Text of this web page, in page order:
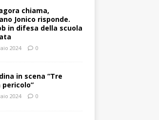
chiama,
Jonico risponde.
in difesa della scuola
2024 0
in scena “Tre
pericolo”
2024 0